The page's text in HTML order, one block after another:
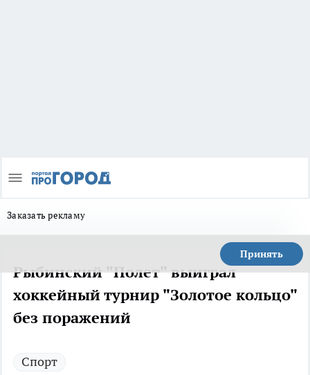
Заказать рекламу
Принять
Рыбинский "Полет" выиграл
хоккейный турнир "Золотое кольцо"
без поражений
Спорт